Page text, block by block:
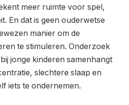
meer ruimte voor spel,
En dat is geen ouderwetse
manier om de
te stimuleren. Onderzoek
jonge kinderen samenhangt
slechtere slaap en
iets te ondernemen.